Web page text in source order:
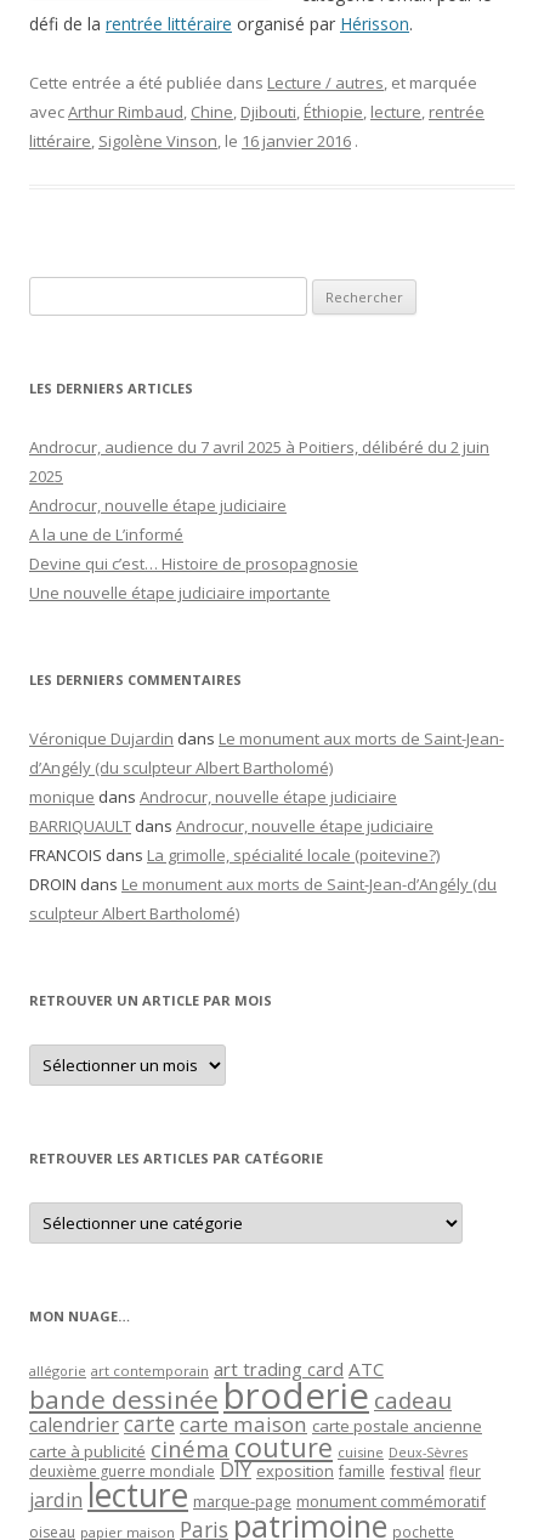
défi de la rentrée littéraire organisé par Hérisson.
Cette entrée a été publiée dans Lecture / autres, et marquée
avecArthur Rimbaud, Chine, Djibouti, Éthiopie, lecture, rentrée
littéraire, Sigolène Vinson, le 16 janvier 2016 .
LES DERNIERS ARTICLES
Androcur, audience du 7 avril 2025 à Poitiers, délibéré du 2 juin
2025
Androcur, nouvelle étape judiciaire
A la une de L’informé
Devine qui c’est… Histoire de prosopagnosie
Une nouvelle étape judiciaire importante
LES DERNIERS COMMENTAIRES
Véronique Dujardin dans Le monument aux morts de Saint-Jean-
d’Angély (du sculpteur Albert Bartholomé)
monique dans Androcur, nouvelle étape judiciaire
BARRIQUAULT dans Androcur, nouvelle étape judiciaire
FRANCOIS dans La grimolle, spécialité locale (poitevine?)
DROIN dans Le monument aux morts de Saint-Jean-d’Angély (du
sculpteur Albert Bartholomé)
RETROUVER UN ARTICLE PAR MOIS
Retrouver
un
article
RETROUVER LES ARTICLES PAR CATÉGORIE
Retrouver
les
articles
MON NUAGE…
allégorie art contemporain art trading card ATC
bande dessinée broderie cadeau
calendriercartecarte maison carte postale ancienne
carte à publicité cinéma couture cuisine Deux-Sèvres
deuxième guerre mondiale DIY exposition famille festival fleur
jardin lecture marque-page monument commémoratif
oiseau papier maison Paris patrimoine pochette